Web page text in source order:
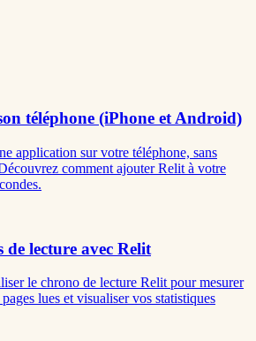
téléphone (iPhone et Android)
application sur votre téléphone, sans
comment ajouter Relit à votre
de lecture avec Relit
le chrono de lecture Relit pour mesurer
lues et visualiser vos statistiques